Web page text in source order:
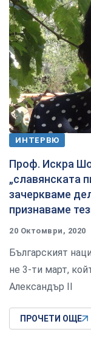
ИНТЕРВЮ
Проф. Искра
„славянската
зачеркваме
признаваме
20 Октомври, 2020
Българският
не 3-ти март,
Александър II
ПРОЧЕТИ ОЩЕ